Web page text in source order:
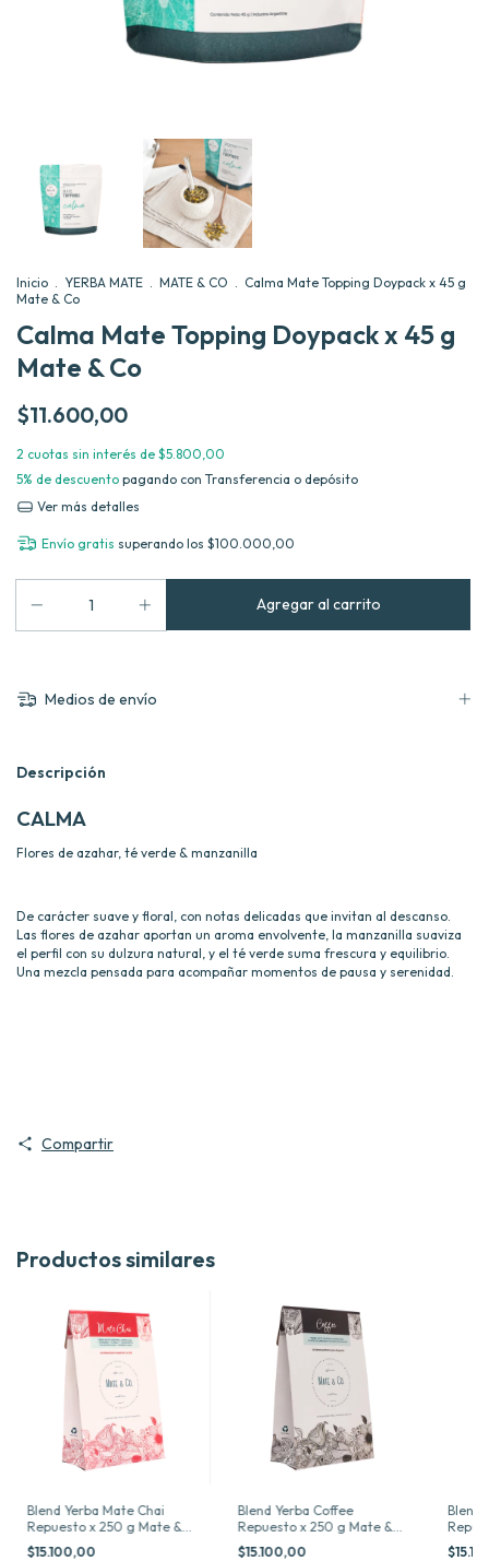
Inicio . YERBA MATE . MATE & CO . Calma Mate Topping Doypack x 45 g
Mate & Co
Calma Mate Topping Doypack x 45 g
Mate & Co
$11.600,00
2 cuotas sin interés de $5.800,00
5% de descuento pagando con Transferencia o depósito
Ver más detalles
Envío gratis superando los $100.000,00
Medios de envío
Descripción
CALMA
Flores de azahar, té verde & manzanilla
De carácter suave y floral, con notas delicadas que invitan al descanso.
Las flores de azahar aportan un aroma envolvente, la manzanilla suaviza
el perfil con su dulzura natural, y el té verde suma frescura y equilibrio.
Una mezcla pensada para acompañar momentos de pausa y serenidad.
Compartir
Productos similares
Blend Yerba Mate Chai
Repuesto x 250 g Mate &
Co
$15.100,00
Blend Yerba Coffee
Repuesto x 250 g Mate &
Co
$15.100,00
Blend
Co